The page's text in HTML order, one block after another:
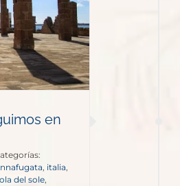
occidental con Marta
Sánchez
Europa Resto de Europa
en
, italia,
del sole,